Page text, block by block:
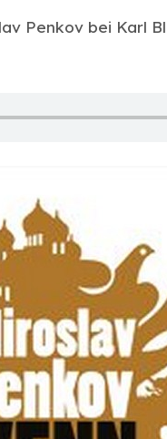
Penkov bei Karl